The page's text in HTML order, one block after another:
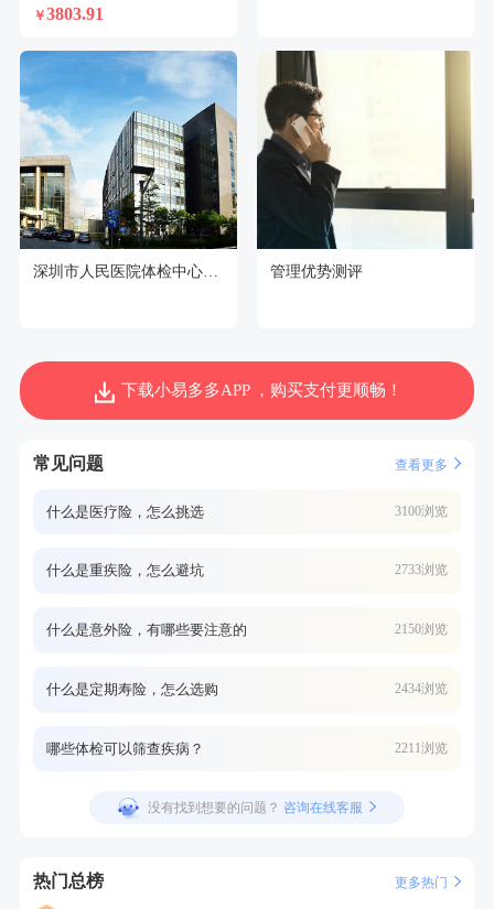
￥3803.91
深圳市人民医院体检中心（留医部） 管理优势测评
下载小易多多APP ，购买支付更顺畅！
常见问题 查看更多
什么是医疗险，怎么挑选 3100浏览
什么是重疾险，怎么避坑 2733浏览
什么是意外险，有哪些要注意的 2150浏览
什么是定期寿险，怎么选购 2434浏览
哪些体检可以筛查疾病？ 2211浏览
没有找到想要的问题？ 咨询在线客服
热门总榜 更多热门